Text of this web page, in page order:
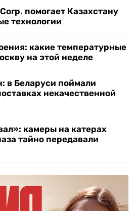
помогает Казахстану
технологии
какие температурные
на этой неделе
в Беларуси поймали
некачественной
камеры на катерах
тайно передавали